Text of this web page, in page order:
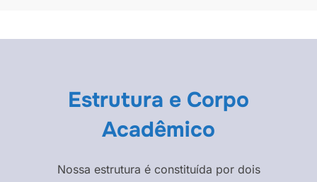
Estrutura e Corpo
Acadêmico
Nossa estrutura é constituída por dois